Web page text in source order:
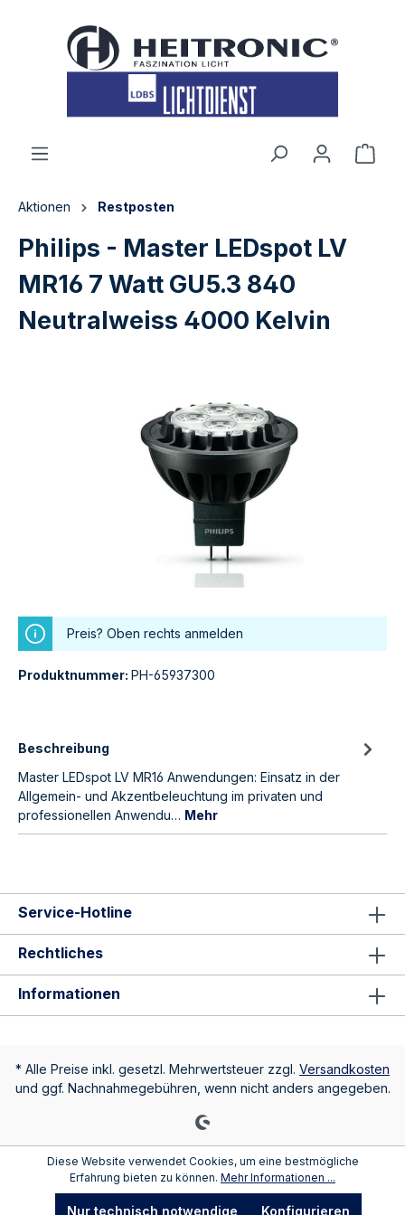
Aktionen Restposten
Philips - Master LEDspot LV
MR16 7 Watt GU5.3 840
Neutralweiss 4000 Kelvin
Preis? Oben rechts anmelden
Produktnummer: PH-65937300
Beschreibung
Master LEDspot LV MR16 Anwendungen: Einsatz in der
Allgemein- und Akzentbeleuchtung im privaten und
professionellen Anwendu… Mehr
Service-Hotline
Rechtliches
Informationen
* Alle Preise inkl. gesetzl. Mehrwertsteuer zzgl. Versandkosten
und ggf. Nachnahmegebühren, wenn nicht anders angegeben.
Diese Website verwendet Cookies, um eine bestmögliche
Erfahrung bieten zu können. Mehr Informationen ...
Nur technisch notwendige Konfigurieren